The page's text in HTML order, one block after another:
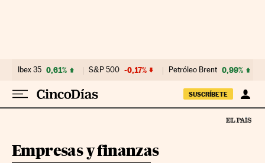
Ibex 35 0,61% S&P 500 -0,17% Petróleo Brent 0,99%
SUSCRÍBETE
Empresas y finanzas